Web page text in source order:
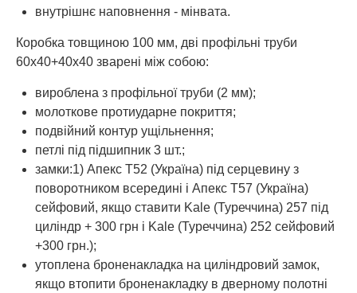
внутрішнє наповнення - мінвата.
Коробка товщиною 100 мм, дві профільні труби
60х40+40х40 зварені між собою:
вироблена з профільної труби (2 мм);
молоткове протиударне покриття;
подвійний контур ущільнення;
петлі під підшипник 3 шт.;
замки:1) Апекс Т52 (Україна) під серцевину з
поворотником всередині і Апекс Т57 (Україна)
сейфовий, якщо ставити Kale (Туреччина) 257 під
циліндр + 300 грн і Kale (Туреччина) 252 сейфовий
+300 грн.);
утоплена броненакладка на циліндровий замок,
якщо втопити броненакладку в дверному полотні